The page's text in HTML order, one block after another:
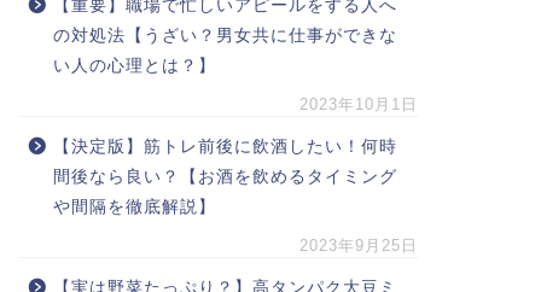
【重要】職場で忙しいアピールをする人へ
の対処法【うざい？男女共に仕事ができな
い人の心理とは？】
2023年10月1日
【決定版】筋トレ前後に飲酒したい！何時
間後なら良い？【お酒を飲めるタイミング
や間隔を徹底解説】
2023年9月25日
【実は野菜たっぷり？】高タンパク大豆ミ